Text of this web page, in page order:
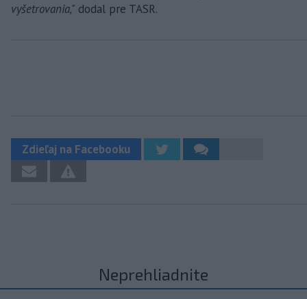
vyšetrovania," dodal pre TASR.
Zdieľaj na Facebooku
Neprehliadnite